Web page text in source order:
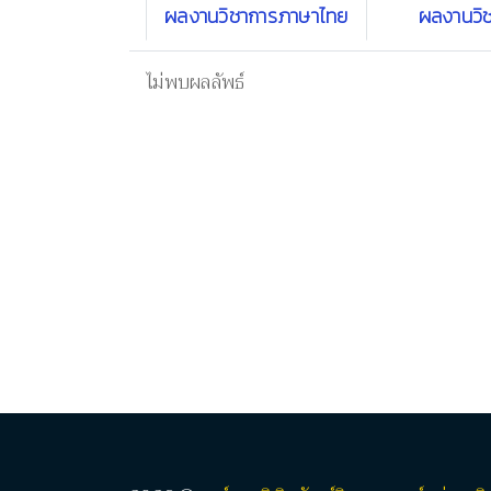
ผลงานวิชาการภาษาไทย ผลงานวิ
ไม่พบผลลัพธ์